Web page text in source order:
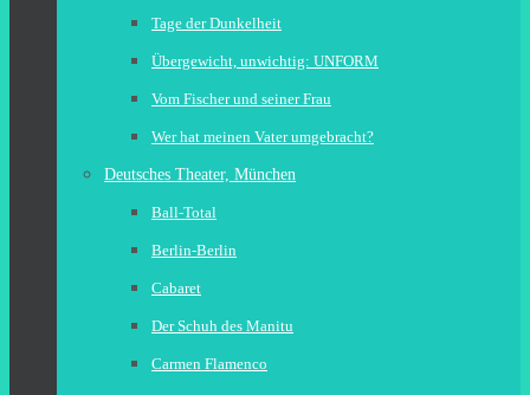
Tage der Dunkelheit
Übergewicht, unwichtig: UNFORM
Vom Fischer und seiner Frau
Wer hat meinen Vater umgebracht?
Deutsches Theater, München
Ball-Total
Berlin-Berlin
Cabaret
Der Schuh des Manitu
Carmen Flamenco